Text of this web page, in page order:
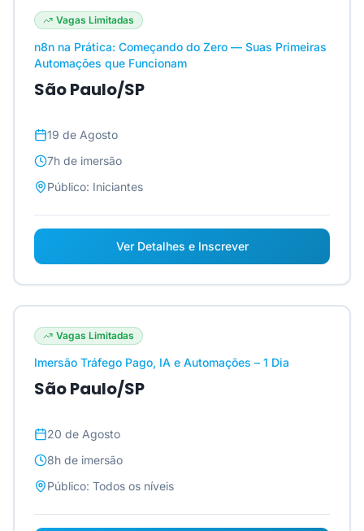
Vagas Limitadas
n8n na Prática: Começando do Zero — Suas Primeiras
Automações que Funcionam
São Paulo/SP
19 de Agosto
7h de imersão
Público: Iniciantes
Ver Detalhes e Inscrever
Vagas Limitadas
Imersão Tráfego Pago, IA e Automações – 1 Dia
São Paulo/SP
20 de Agosto
8h de imersão
Público: Todos os níveis